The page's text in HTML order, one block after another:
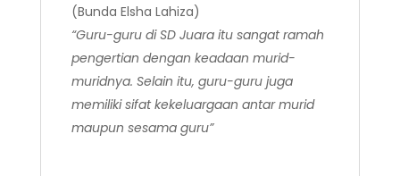
(Bunda Elsha Lahiza)
“Guru-guru di SD Juara itu sangat ramah
pengertian dengan keadaan murid-
muridnya. Selain itu, guru-guru juga
memiliki sifat kekeluargaan antar murid
maupun sesama guru”